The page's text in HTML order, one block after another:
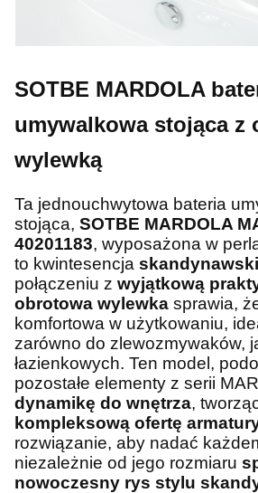
SOTBE MARDOLA
umywalkowa stojąca z
wylewką
Ta jednouchwytowa bateria
stojąca, SOTBE MARDOLA
40201183, wyposażona w
to kwintesencja
połączeniu z wyjątkową
obrotowa wylewka sprawia,
komfortowa w użytkowaniu,
zarówno do zlewozmywaków,
łazienkowych. Ten model,
pozostałe elementy z serii
dynamikę do wnętrza,
kompleksową ofertę
rozwiązanie, aby nadać
niezależnie od jego rozmiaru
nowoczesny rys stylu